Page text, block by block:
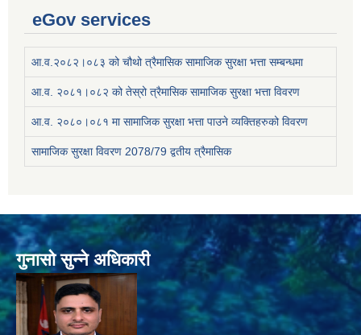
eGov services
आ.व.२०८२।०८३ को चौथो त्रैमासिक सामाजिक सुरक्षा भत्ता सम्बन्धमा
आ.व. २०८१।०८२ को तेस्रो त्रैमासिक सामाजिक सुरक्षा भत्ता विवरण
आ.व. २०८०।०८१ मा सामाजिक सुरक्षा भत्ता पाउने व्यक्तिहरुको विवरण
सामाजिक सुरक्षा विवरण 2078/79 द्वतीय त्रैमासिक
गुनासो सुन्ने अधिकारी